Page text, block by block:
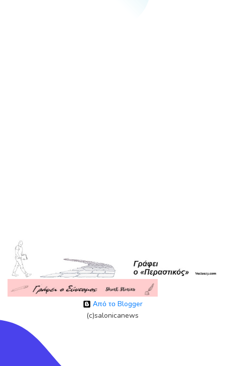
Από το Blogger
(c)salonicanews